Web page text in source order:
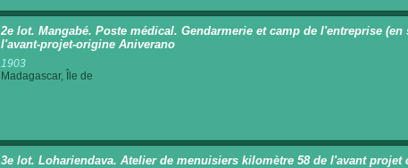
2e lot. Mangabé. Poste médical. Gendarmerie et camp de l'entreprise
l'avant-projet-origine Aniverano
1903
Madagascar, Île de
3e lot. Lohariendava. Atelier de menuisiers kilomètre 58 de l'avant projet